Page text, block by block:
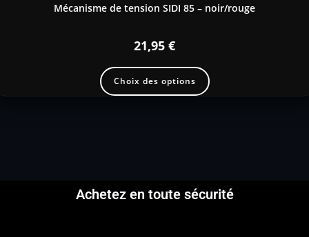
Mécanisme de tension SIDI 85 – noir/rouge
21,95 €
Choix des options
Achetez en toute sécurité